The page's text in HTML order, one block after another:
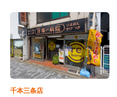
千本三条店